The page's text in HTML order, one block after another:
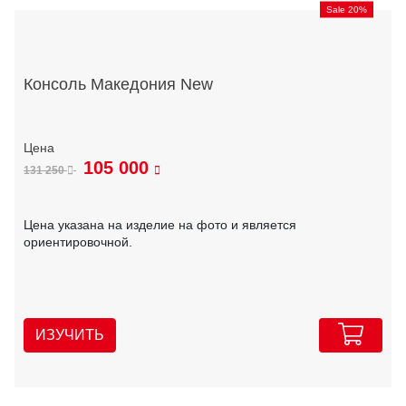
Sale 20%
Консоль Македония New
131 250 105 000
Цена указана на изделие на фото и является
ориентировочной.
ИЗУЧИТЬ